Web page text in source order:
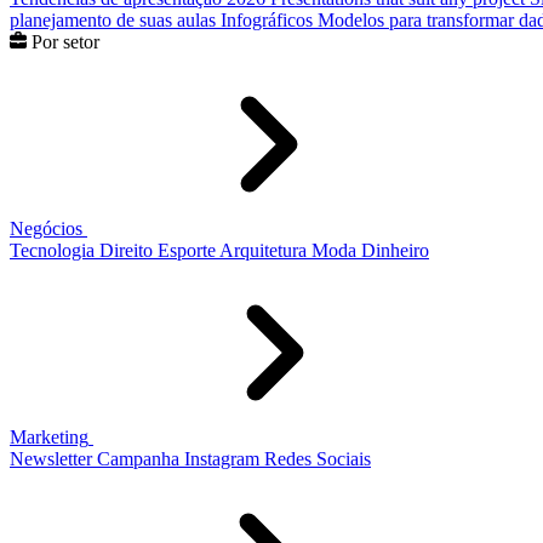
planejamento de suas aulas Infográficos Modelos para transformar
Por setor
Negócios
Tecnologia Direito Esporte Arquitetura Moda Dinheiro
Marketing
Newsletter Campanha Instagram Redes Sociais